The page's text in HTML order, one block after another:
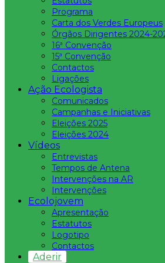
Programa
Carta dos Verdes Europeus
Órgãos Dirigentes 2024-
16ª Convenção
15ª Convenção
Contactos
Ligações
Ação Ecologista
Comunicados
Campanhas e Iniciativas
Eleições 2025
Eleições 2024
Vídeos
Entrevistas
Tempos de Antena
Intervenções na AR
Intervenções
Ecolojovem
Apresentação
Estatutos
Logotipo
Contactos
Aderir